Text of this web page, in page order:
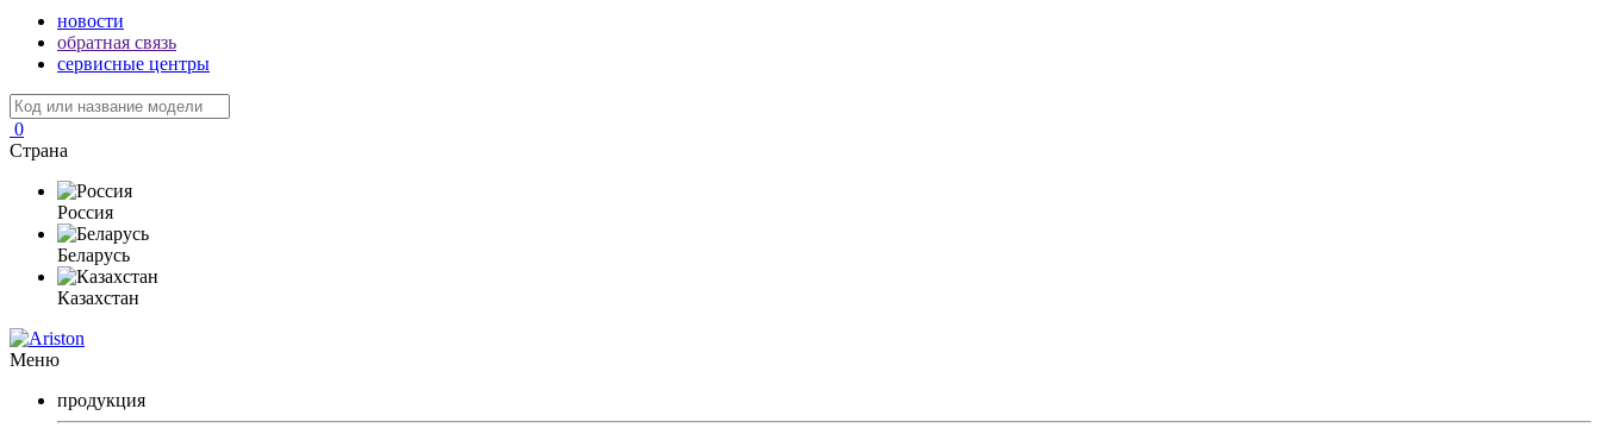
новости
обратная связь
сервисные центры
0
Страна
Россия
Беларусь
Казахстан
Меню
продукция